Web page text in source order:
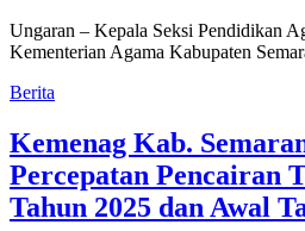
Ungaran – Kepala Seksi Pendidikan
Kementerian Agama Kabupaten
Berita
Kemenag Kab.
Percepatan Pencairan
Tahun 2025 dan Awal